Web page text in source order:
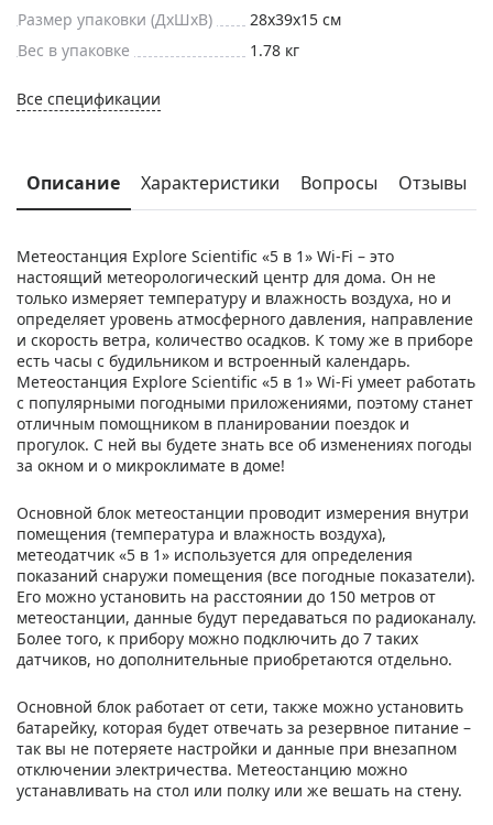
Размер упаковки (ДxШxВ)
28x39x15 см
Вес в упаковке
1.78 кг
Все спецификации
Описание Характеристики Вопросы Отзывы
Метеостанция Explore Scientific «5 в 1» Wi-Fi – это
настоящий метеорологический центр для дома. Он не
только измеряет температуру и влажность воздуха, но и
определяет уровень атмосферного давления, направление
и скорость ветра, количество осадков. К тому же в приборе
есть часы с будильником и встроенный календарь.
Метеостанция Explore Scientific «5 в 1» Wi-Fi умеет работать
с популярными погодными приложениями, поэтому станет
отличным помощником в планировании поездок и
прогулок. С ней вы будете знать все об изменениях погоды
за окном и о микроклимате в доме!
Основной блок метеостанции проводит измерения внутри
помещения (температура и влажность воздуха),
метеодатчик «5 в 1» используется для определения
показаний снаружи помещения (все погодные показатели).
Его можно установить на расстоянии до 150 метров от
метеостанции, данные будут передаваться по радиоканалу.
Более того, к прибору можно подключить до 7 таких
датчиков, но дополнительные приобретаются отдельно.
Основной блок работает от сети, также можно установить
батарейку, которая будет отвечать за резервное питание –
так вы не потеряете настройки и данные при внезапном
отключении электричества. Метеостанцию можно
устанавливать на стол или полку или же вешать на стену.